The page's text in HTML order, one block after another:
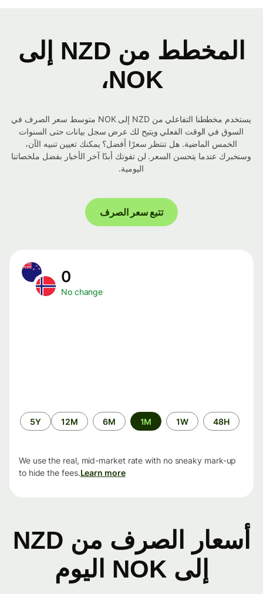
المخطط من NZD إلى
NOK،
يستخدم مخططنا التفاعلي من NZD إلى NOK متوسط ​​سعر الصرف في
السوق في الوقت الفعلي ويتيح لك عرض سجل بيانات حتى السنوات
الخمس الماضية. هل تنتظر سعرًا أفضل؟ يمكنك تعيين تنبيه الآن،
وسنخبرك عندما يتحسن السعر. لن تفوتك أبدًا آخر الأخبار بفضل ملخصاتنا
اليومية.
تتبع سعر الصرف
No change
الفترة
الزمنية
48H
1W
1M
6M
12M
5Y
We use the real, mid-market rate with no sneaky mark-up
to hide the fees.Learn more
أسعار الصرف من NZD
إلى NOK اليوم